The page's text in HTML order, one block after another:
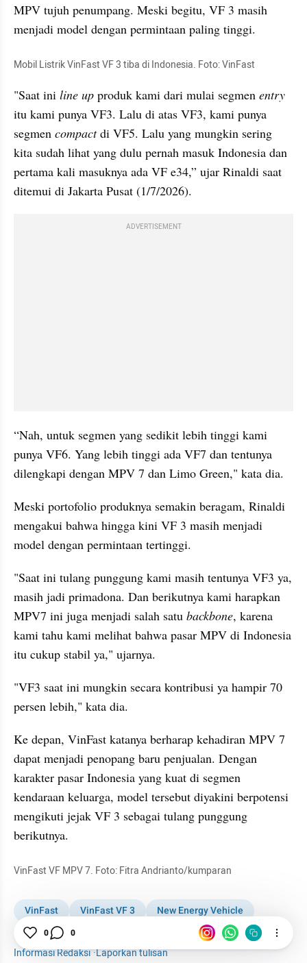
MPV tujuh penumpang. Meski begitu, VF 3 masih
menjadi model dengan permintaan paling tinggi.
Mobil Listrik VinFast VF 3 tiba di Indonesia. Foto: VinFast
"Saat ini line up produk kami dari mulai segmen entry
itu kami punya VF3. Lalu di atas VF3, kami punya
segmen compact di VF5. Lalu yang mungkin sering
kita sudah lihat yang dulu pernah masuk Indonesia dan
pertama kali masuknya ada VF e34,” ujar Rinaldi saat
ditemui di Jakarta Pusat (1/7/2026).
ADVERTISEMENT
“Nah, untuk segmen yang sedikit lebih tinggi kami
punya VF6. Yang lebih tinggi ada VF7 dan tentunya
dilengkapi dengan MPV 7 dan Limo Green," kata dia.
Meski portofolio produknya semakin beragam, Rinaldi
mengakui bahwa hingga kini VF 3 masih menjadi
model dengan permintaan tertinggi.
"Saat ini tulang punggung kami masih tentunya VF3 ya,
masih jadi primadona. Dan berikutnya kami harapkan
MPV7 ini juga menjadi salah satu backbone, karena
kami tahu kami melihat bahwa pasar MPV di Indonesia
itu cukup stabil ya," ujarnya.
"VF3 saat ini mungkin secara kontribusi ya hampir 70
persen lebih," kata dia.
Ke depan, VinFast katanya berharap kehadiran MPV 7
dapat menjadi penopang baru penjualan. Dengan
karakter pasar Indonesia yang kuat di segmen
kendaraan keluarga, model tersebut diyakini berpotensi
mengikuti jejak VF 3 sebagai tulang punggung
berikutnya.
VinFast VF MPV 7. Foto: Fitra Andrianto/kumparan
VinFast VinFast VF 3
New Energy Vehicle
Mobil Listrik
Informasi Redaksi·Laporkan tulisan
0 0